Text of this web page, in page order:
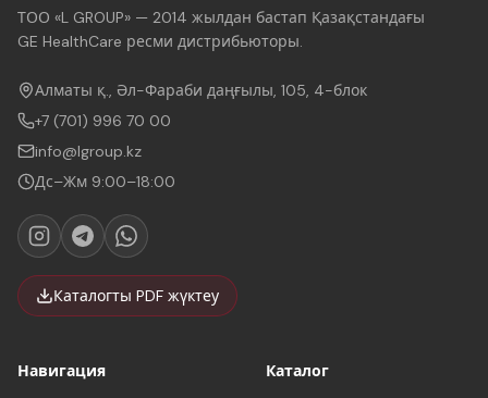
ТОО «L GROUP» — 2014 жылдан бастап Қазақстандағы
GE HealthCare ресми дистрибьюторы.
Алматы қ., Әл-Фараби даңғылы, 105, 4-блок
+7 (701) 996 70 00
info@lgroup.kz
Дс–Жм 9:00–18:00
Каталогты PDF жүктеу
Навигация
Каталог